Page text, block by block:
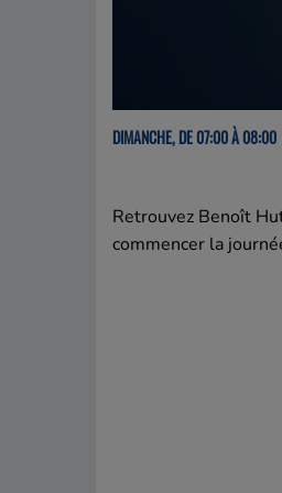
DIMANCHE, DE 07:00 À 08:00
Retrouvez Benoît
commencer la